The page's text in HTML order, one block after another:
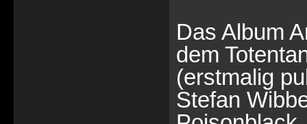
Das Album
dem
(erstmalig
Stefan